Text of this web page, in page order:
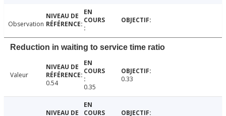
Observation
Reduction in waiting to service time ratio
Valeur
0.54
0.35
0.33